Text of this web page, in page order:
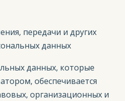
передачи и других
данных
данных, которые
обеспечивается
организационных и